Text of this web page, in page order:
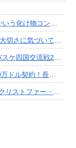
てしまうwwwwwwwwww
まうwwwwwwwwwwww
香川③ #エアボーズ #427
しPO進出へ期待高まる
獲得キタ━━━━(ﾟ∀ﾟ)━━━━!!